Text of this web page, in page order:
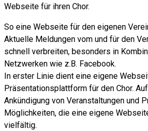
Webseite für ihren Chor.
So eine Webseite für den eigenen
Aktuelle Meldungen vom und für den
schnell verbreiten, besonders in
Netzwerken wie z.B. Facebook.
In erster Linie dient eine eigene
Präsentationsplattform für den Chor.
Ankündigung von Veranstaltungen und
Möglichkeiten, die eine eigene
vielfältig.